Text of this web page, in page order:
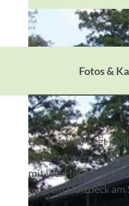
Fotos &
Der Gasthof liegt
Geboten werden
mit viel Holz
auf dem Holzdeck am